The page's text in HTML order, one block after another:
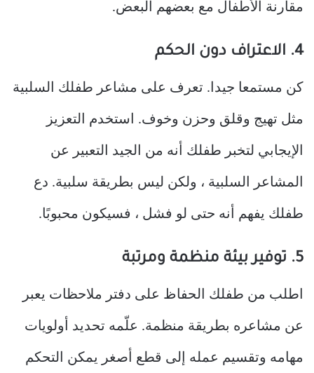
مقارنة الأطفال مع بعضهم البعض.
4. الاعتراف دون الحكم
كن مستمعا جيدا. تعرف على مشاعر طفلك السلبية
مثل تهيج وقلق وحزن وخوف. استخدم التعزيز
الإيجابي لتخبر طفلك أنه من الجيد التعبير عن
المشاعر السلبية ، ولكن ليس بطريقة سلبية. دع
طفلك يفهم أنه حتى لو فشل ، فسيكون محبوبًا.
5. توفير بيئة منظمة ومرتبة
اطلب من طفلك الحفاظ على دفتر ملاحظات يعبر
عن مشاعره بطريقة منظمة. علّمه تحديد أولويات
مهامه وتقسيم عمله إلى قطع أصغر يمكن التحكم